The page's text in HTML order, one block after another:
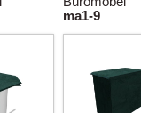
ma1-9